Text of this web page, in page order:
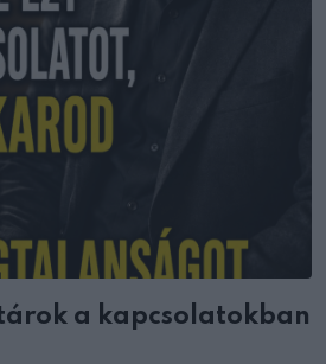
a kapcsolatokban